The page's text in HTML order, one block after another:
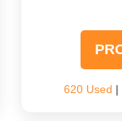
620 Used |